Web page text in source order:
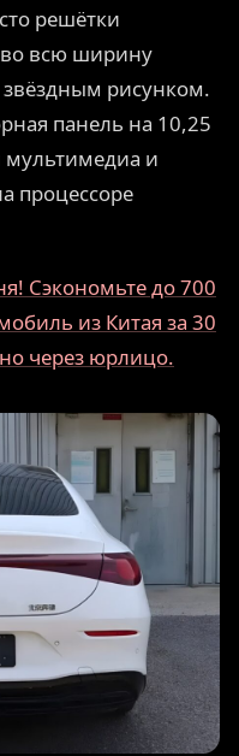
решётки
во всю ширину
рисунком.
панель на 10,25
и
процессоре
Сэкономьте до 700
из Китая за 30
через юрлицо.